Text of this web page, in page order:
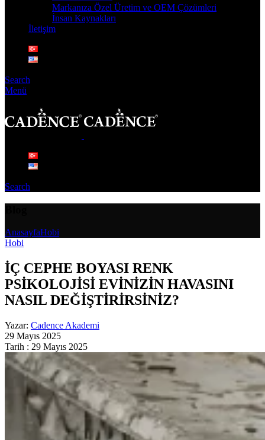
Markanıza Özel Üretim ve OEM Çözümleri
İnsan Kaynakları
İletişim
Search
Menü
Search
AnasayfaHobi
Hobi
İÇ CEPHE BOYASI RENK
PSİKOLOJİSİ EVİNİZİN HAVASINI
NASIL DEĞİŞTİRİRSİNİZ?
Yazar: Cadence Akademi
29 Mayıs 2025
Tarih : 29 Mayıs 2025